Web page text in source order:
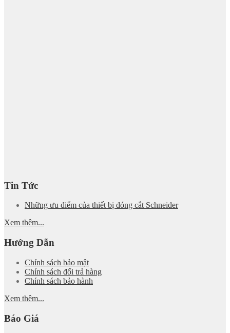
Tin Tức
Những ưu điểm của thiết bị đóng cắt Schneider
Xem thêm...
Hướng Dẫn
Chính sách bảo mật
Chính sách đổi trả hàng
Chính sách bảo hành
Xem thêm...
Báo Giá